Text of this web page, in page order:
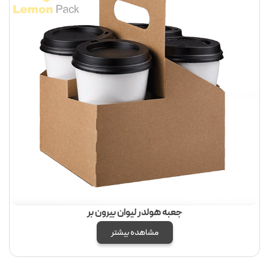
جعبه هولدر لیوان بیرون بر
مشاهده بیشتر